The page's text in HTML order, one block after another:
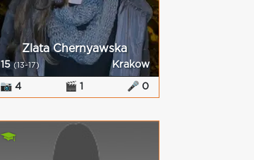
Zlata Chernyawska
15(13-17) Krakow
📷 4 🎬 1 🎤 0